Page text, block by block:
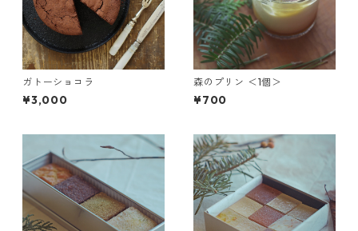
ガトーショコラ
¥3,000
森のプリン ＜1個＞
¥700